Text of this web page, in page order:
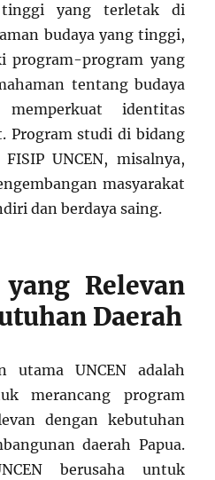
tinggi yang terletak di
budaya yang tinggi,
program-program yang
tentang budaya
identitas
Program studi di bidang
UNCEN, misalnya,
masyarakat
dan berdaya saing.
Relevan
Daerah
utama UNCEN adalah
merancang program
dengan kebutuhan
daerah Papua.
berusaha untuk